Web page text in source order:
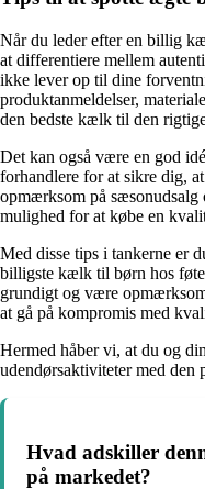
Når du leder efter en billig
at differentiere mellem
ikke lever op til dine
produktanmeldelser,
den bedste kælk til den
Det kan også være en god
forhandlere for at sikre dig,
opmærksom på sæsonudsalg
mulighed for at købe en
Med disse tips i tankerne er
billigste kælk til børn hos
grundigt og være
at gå på kompromis med
Hermed håber vi, at du og
udendørsaktiviteter med
Hvad adskiller
på markedet?